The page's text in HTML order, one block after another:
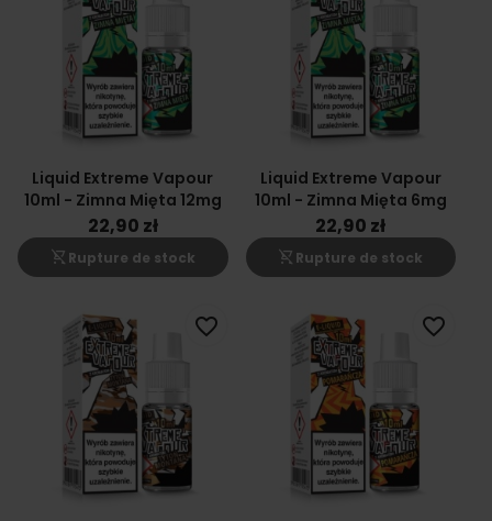
Liquid Extreme Vapour
10ml - Zimna Mięta 12mg
22,90 zł
shopping_cart_off Rupture de stock
Liquid Extreme Vapour
10ml - Zimna Mięta 6mg
22,90 zł
shopping_cart_off Rupture de stock
favorite_border favorite_border